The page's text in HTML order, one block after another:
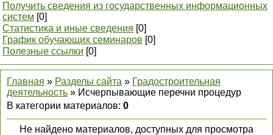
Получить сведения из государственных информационных
систем [0]
Статистика и иные сведения [0]
График обучающих семинаров [0]
Полезные ссылки [0]
Главная » Разделы сайта » Градостроительная
деятельность » Исчерпывающие перечни процедур
В категории материалов: 0
Не найдено материалов, доступных для просмотра